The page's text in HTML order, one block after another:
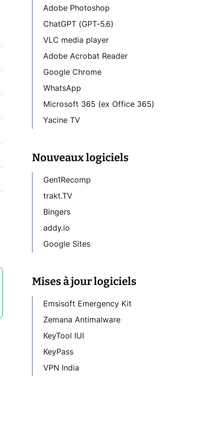
Adobe Photoshop
ChatGPT (GPT-5.6)
VLC media player
Adobe Acrobat Reader
Google Chrome
WhatsApp
Microsoft 365 (ex Office 365)
Yacine TV
Nouveaux logiciels
Gen1Recomp
trakt.TV
Bingers
addy.io
Google Sites
Mises à jour logiciels
Emsisoft Emergency Kit
Zemana Antimalware
KeyTool IUI
KeyPass
VPN India